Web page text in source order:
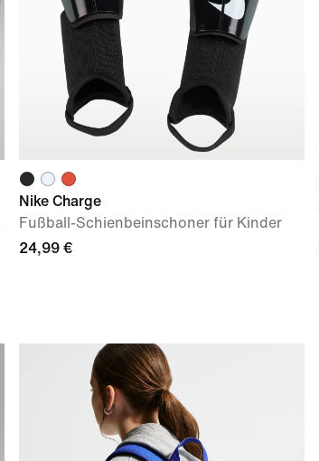
Nike Charge
Fußball-Schienbeinschoner für Kinder
24,99 €